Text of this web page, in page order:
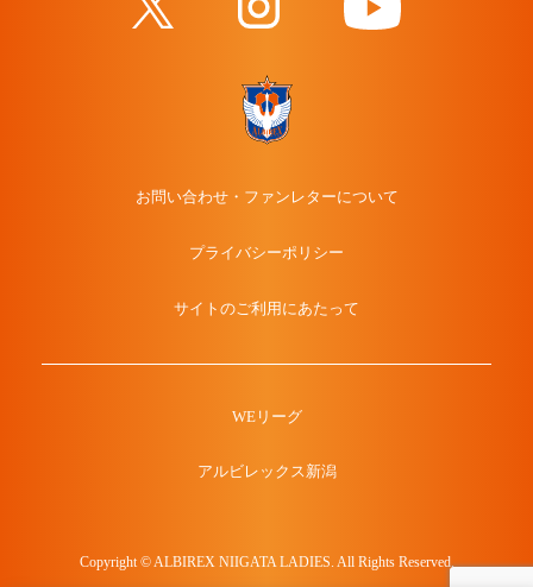
お問い合わせ・ファンレターについて
プライバシーポリシー
サイトのご利用にあたって
WEリーグ
アルビレックス新潟
Copyright © ALBIREX NIIGATA LADIES. All Rights Reserved.